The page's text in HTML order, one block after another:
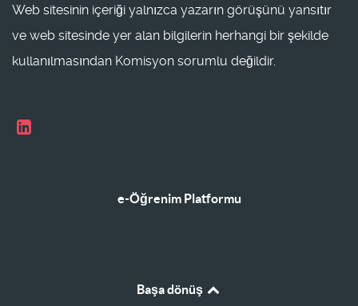
Web sitesinin içeriği yalnızca yazarın görüşünü yansıtır
ve web sitesinde yer alan bilgilerin herhangi bir şekilde
kullanılmasından Komisyon sorumlu değildir.
e-Öğrenim Platformu
Başa dönüş